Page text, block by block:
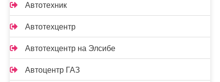
Автотехник
Автотехцентр
Автотехцентр на Элсибе
Автоцентр ГАЗ